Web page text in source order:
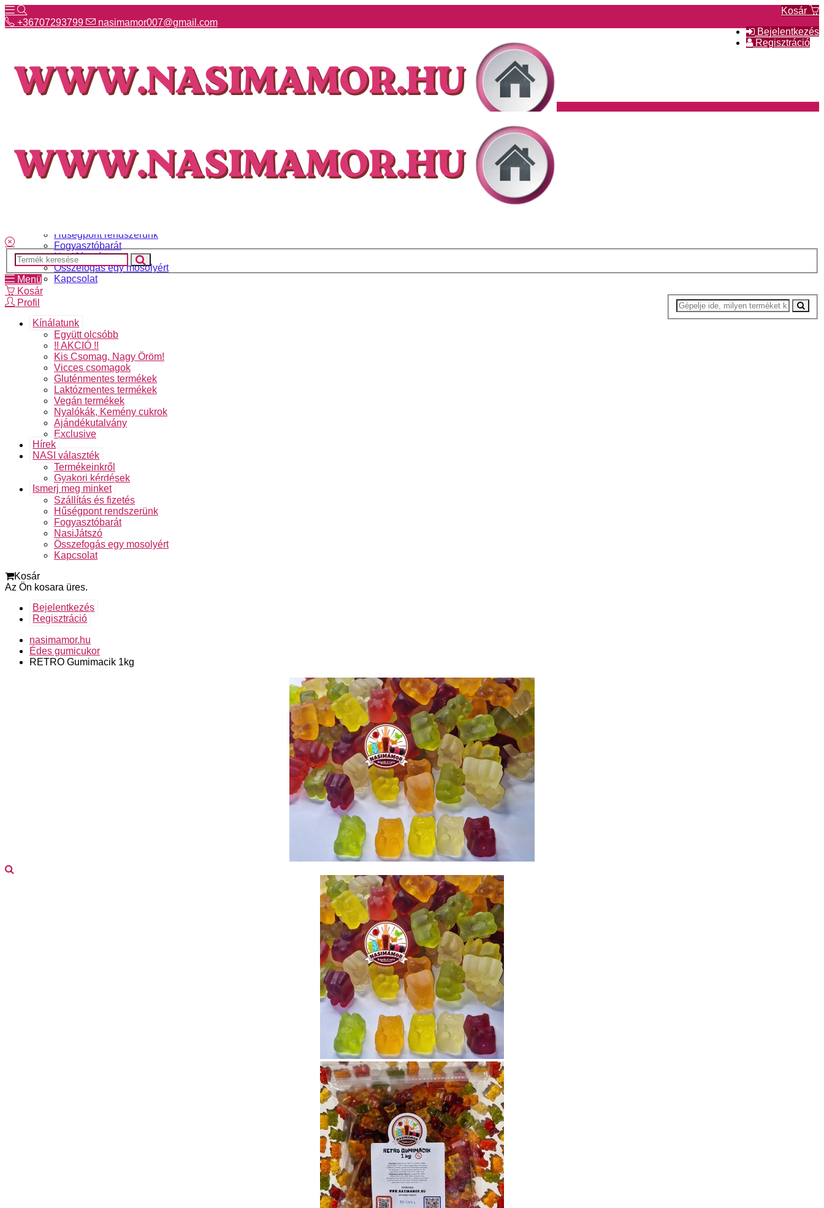
Kosár
Bejelentkezés
Regisztráció
+36707293799 nasimamor007@gmail.com
Hírek
NASI választék
Hűségpont rendszerünk
Fogyasztóbarát
NasiJátszó
Összefogás egy mosolyért
Kapcsolat
Menü
Kosár
Profil
Kínálatunk
Együtt olcsóbb
!! AKCIÓ !!
Kis Csomag, Nagy Öröm!
Vicces csomagok
Gluténmentes termékek
Laktózmentes termékek
Vegán termékek
Nyalókák, Kemény cukrok
Ajándékutalvány
Exclusive
Hírek
NASI választék
Termékeinkről
Gyakori kérdések
Ismerj meg minket
Szállítás és fizetés
Hűségpont rendszerünk
Fogyasztóbarát
NasiJátszó
Összefogás egy mosolyért
Kapcsolat
Kosár
Az Ön kosara üres.
Bejelentkezés
Regisztráció
nasimamor.hu
Édes gumicukor
RETRO Gumimacik 1kg